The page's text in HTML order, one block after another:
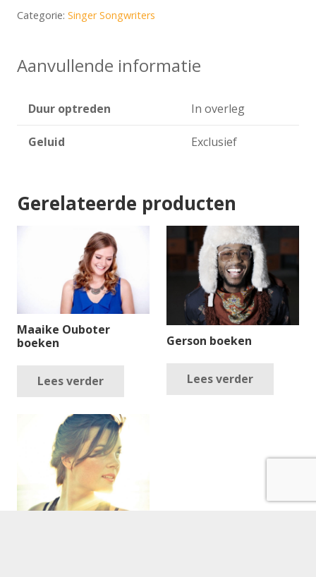
Categorie: Singer Songwriters
Aanvullende informatie
Duur optreden In overleg
Geluid Exclusief
Gerelateerde producten
Maaike Ouboter
boeken
Lees verder
Gerson boeken
Lees verder